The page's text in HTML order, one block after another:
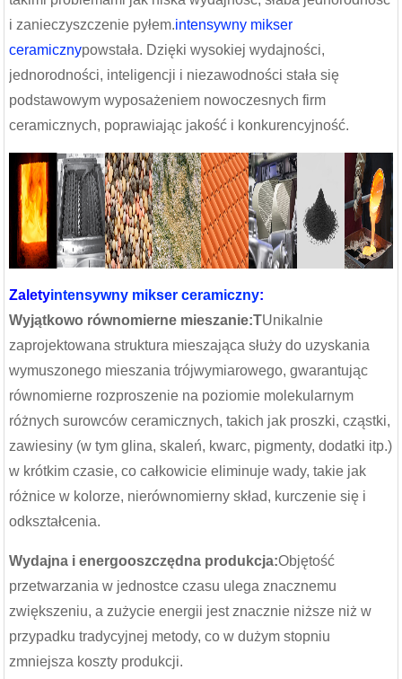
i zanieczyszczenie pyłem.intensywny mikser
ceramicznypowstała. Dzięki wysokiej wydajności,
jednorodności, inteligencji i niezawodności stała się
podstawowym wyposażeniem nowoczesnych firm
ceramicznych, poprawiając jakość i konkurencyjność.
Zaletyintensywny mikser ceramiczny:
Wyjątkowo równomierne mieszanie:TUnikalnie
zaprojektowana struktura mieszająca służy do uzyskania
wymuszonego mieszania trójwymiarowego, gwarantując
równomierne rozproszenie na poziomie molekularnym
różnych surowców ceramicznych, takich jak proszki, cząstki,
zawiesiny (w tym glina, skaleń, kwarc, pigmenty, dodatki itp.)
w krótkim czasie, co całkowicie eliminuje wady, takie jak
różnice w kolorze, nierównomierny skład, kurczenie się i
odkształcenia.
Wydajna i energooszczędna produkcja:Objętość
przetwarzania w jednostce czasu ulega znacznemu
zwiększeniu, a zużycie energii jest znacznie niższe niż w
przypadku tradycyjnej metody, co w dużym stopniu
zmniejsza koszty produkcji.